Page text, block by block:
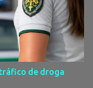
O branco é a cor
10 anos depois da
muito mais do que
encontro entre
e famílias,
Pinhal Novo: a
de droga